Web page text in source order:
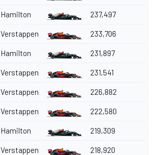
Hamilton 237,497
Verstappen 233,706
Hamilton 231,897
Verstappen 231,541
Verstappen 226,882
Verstappen 222,580
Hamilton 219,309
Verstappen 218,920